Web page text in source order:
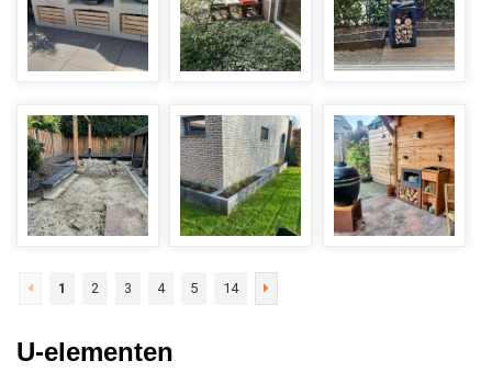
1 2 3 4 5 14
U-elementen